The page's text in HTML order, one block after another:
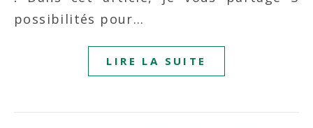
possibilités pour…
LIRE LA SUITE